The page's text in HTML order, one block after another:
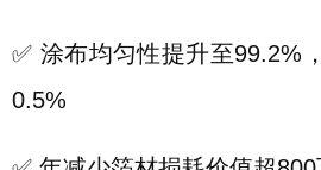
✅ 涂布均匀性提升至99.2%
0.5%